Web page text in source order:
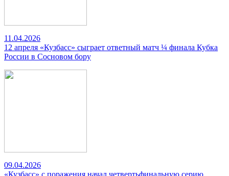
11.04.2026
12 апреля «Кузбасс» сыграет ответный матч ¼ финала Кубка
России в Сосновом бору
09.04.2026
«Кузбасс» с поражения начал четвертьфинальную серию